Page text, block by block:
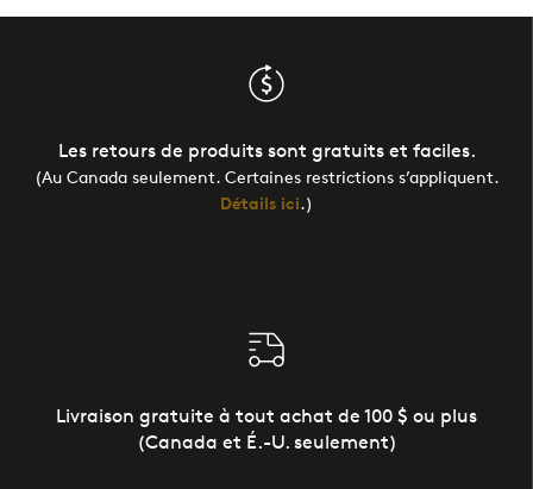
Les retours de produits sont gratuits et faciles.
(Au Canada seulement. Certaines restrictions s’appliquent.
Détails ici.)
Livraison gratuite à tout achat de 100 $ ou plus
(Canada et É.-U. seulement)